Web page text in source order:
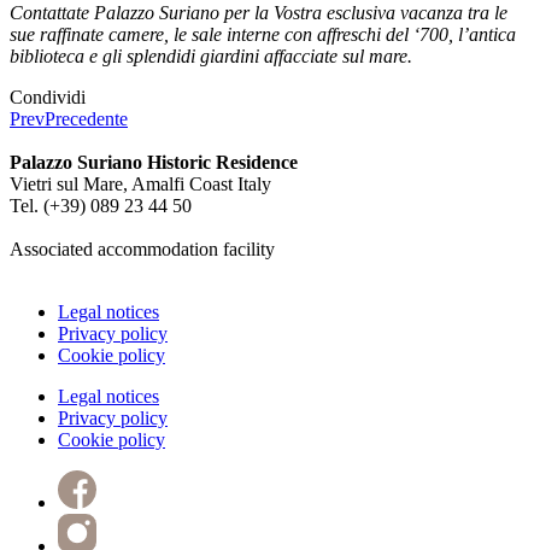
Contattate Palazzo Suriano per la Vostra esclusiva vacanza tra le
sue raffinate camere, le sale interne con affreschi del ‘700, l’antica
biblioteca e gli splendidi giardini affacciate sul mare.
Condividi
PrevPrecedente
Palazzo Suriano Historic Residence
Vietri sul Mare, Amalfi Coast Italy
Tel. (+39) 089 23 44 50
Associated accommodation facility
Legal notices
Privacy policy
Cookie policy
Legal notices
Privacy policy
Cookie policy